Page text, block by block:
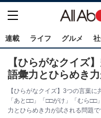
連載 ライフ グルメ
【ひらがなクイズ
語彙力とひらめき
【ひらがなクイズ】3つの言葉
「あと□□」「□□がけ」「むら
力とひらめき力が試される問題で